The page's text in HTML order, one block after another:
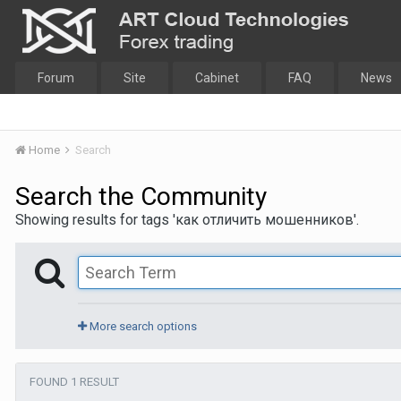
Forum Site Cabinet FAQ News
Home Search
Search the Community
Showing results for tags 'как отличить мошенников'.
More search options
FOUND 1 RESULT